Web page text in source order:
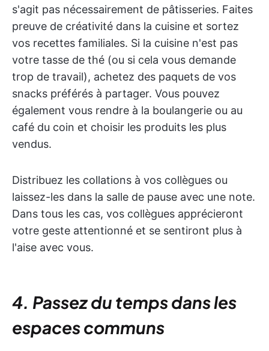
s'agit pas nécessairement de pâtisseries. Faites
preuve de créativité dans la cuisine et sortez
vos recettes familiales. Si la cuisine n'est pas
votre tasse de thé (ou si cela vous demande
trop de travail), achetez des paquets de vos
snacks préférés à partager. Vous pouvez
également vous rendre à la boulangerie ou au
café du coin et choisir les produits les plus
vendus.
Distribuez les collations à vos collègues ou
laissez-les dans la salle de pause avec une note.
Dans tous les cas, vos collègues apprécieront
votre geste attentionné et se sentiront plus à
l'aise avec vous.
4. Passez du temps dans les
espaces communs